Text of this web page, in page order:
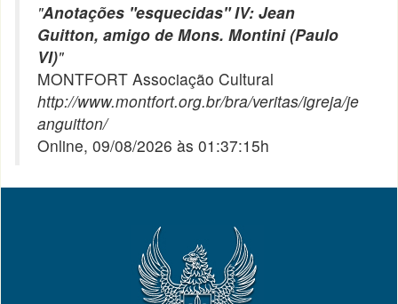
"Anotações "esquecidas" IV: Jean
Guitton, amigo de Mons. Montini (Paulo
VI)"
MONTFORT Associação Cultural
http://www.montfort.org.br/bra/veritas/igreja/je
anguitton/
Online, 09/08/2026 às 01:37:15h